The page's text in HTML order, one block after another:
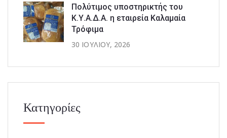
Πολύτιμος υποστηρικτής του
Κ.Υ.Α.Δ.Α. η εταιρεία Καλαμαία
Τρόφιμα
30 ΙΟΥΛΊΟΥ, 2026
Κατηγορίες